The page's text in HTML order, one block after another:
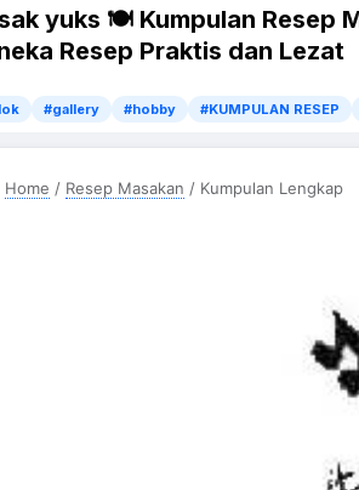
yuks 🍽️ Kumpulan Resep
Resep Praktis dan Lezat
#gallery #hobby #KUMPULAN RESEP
Home / Resep Masakan / Kumpulan Lengkap